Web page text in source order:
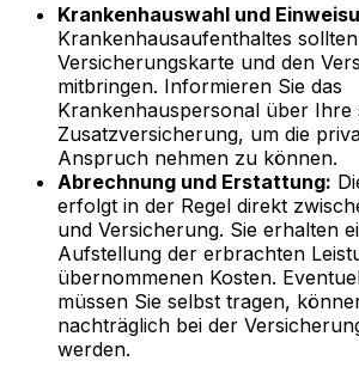
Krankenhauswahl und
Krankenhausaufenthaltes
Versicherungskarte und den
mitbringen. Informieren Sie das
Krankenhauspersonal über Ihre
Zusatzversicherung, um die
Anspruch nehmen zu können.
Abrechnung und Erstattung:
erfolgt in der Regel direkt
und Versicherung. Sie erhalten
Aufstellung der erbrachten
übernommenen Kosten.
müssen Sie selbst tragen,
nachträglich bei der
werden.